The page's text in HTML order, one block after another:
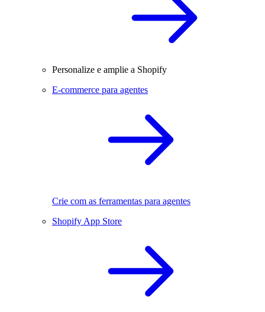
Personalize e amplie a Shopify
E-commerce para agentes
Crie com as ferramentas para agentes
Shopify App Store